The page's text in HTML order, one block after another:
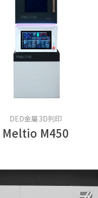
DED金屬3D列印
Meltio M450